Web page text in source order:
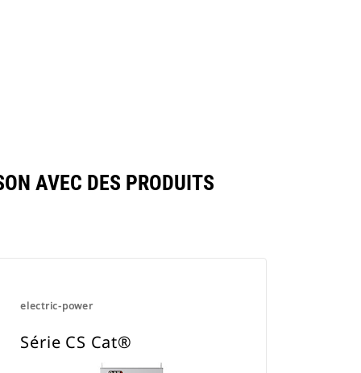
AVEC DES PRODUITS
electric-power
Série CS Cat®